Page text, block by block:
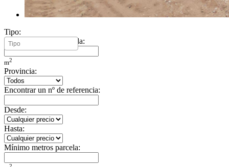
Tipo:
Mínimo metros vivienda:
m2
Provincia:
Encontrar un nº de referencia:
Desde:
Hasta:
Mínimo metros parcela: